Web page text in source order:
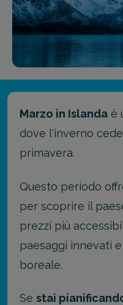
Marzo in Islanda è
dove l'inverno
primavera.
Questo periodo
per scoprire il
prezzi più
paesaggi innevati
boreale.
Se stai